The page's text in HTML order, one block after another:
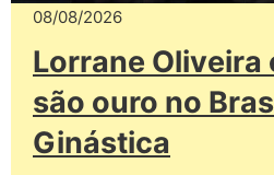
08/08/2026
Lorrane Oliveira
são ouro no
Ginástica